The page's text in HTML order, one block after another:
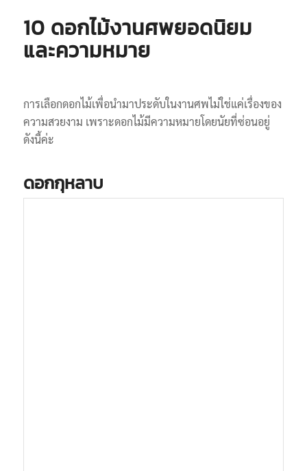
10 ดอกไม้งานศพยอดนิยม
และความหมาย
การเลือกดอกไม้เพื่อนำมาประดับในงานศพไม่ใช่แค่เรื่องของ
ความสวยงาม เพราะดอกไม้มีความหมายโดยนัยที่ซ่อนอยู่
ดังนี้ค่ะ
ดอกกุหลาบ